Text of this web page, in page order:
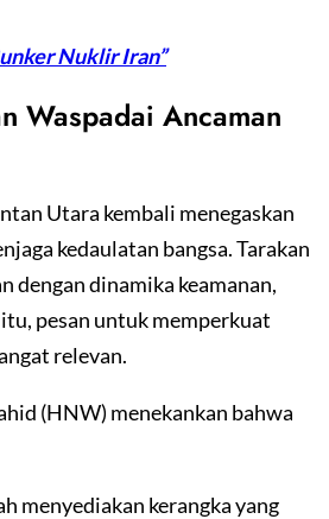
Nuklir Iran”
Waspadai Ancaman
Utara kembali menegaskan
kedaulatan bangsa. Tarakan
dengan dinamika keamanan,
pesan untuk memperkuat
relevan.
(HNW) menekankan bahwa
menyediakan kerangka yang